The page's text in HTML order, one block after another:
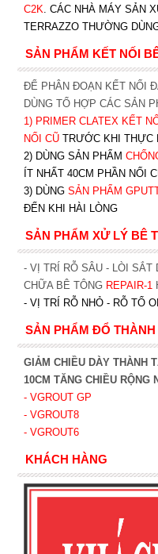
C2K. CÁC NHÀ MÁY SẢN
TERRAZZO THƯỜNG
SẢN PHẨM KẾT NỐI
ĐỂ PHÂN ĐOẠN KẾT NỐI
DÙNG TỔ HỢP CÁC SẢN
1) PRIMER CLATEX KẾT
NỐI CŨ TRƯỚC KHI THỰC
2) DÙNG SẢN PHẨM
ÍT NHẤT 40CM PHẦN NỐI
3) DÙNG SẢN PHẨM
ĐẾN KHI HÀI LÒNG
SẢN PHẨM XỬ LÝ BÊ
- VỊ TRÍ RỖ SÂU - LÒI SẮT
CHỮA BÊ TÔNG REPAIR-1
- VỊ TRÍ RỖ NHỎ - RỖ TỔ
SẢN PHẨM ĐỔ
GIẢM CHIỀU DÀY THÀNH
10CM TĂNG CHIỀU RỘNG
- VGROUT GP
- VGROUT8
- VGROUT6
KHÁCH HÀNG